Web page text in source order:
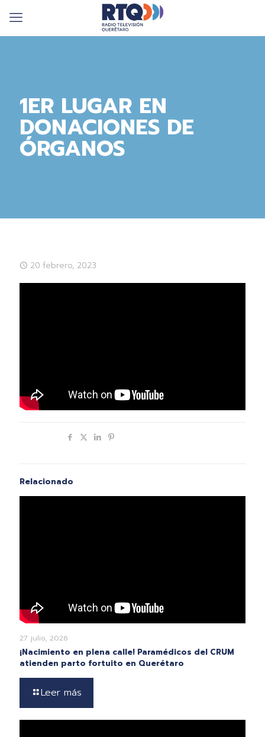
1ER LUGAR EN
DONACIONES DE
ÓRGANOS
20 febrero, 2023
Relacionado
27 julio, 2026
¡Nacimiento en plena calle! Paramédicos del CRUM
atienden parto fortuito en Querétaro
Leer más